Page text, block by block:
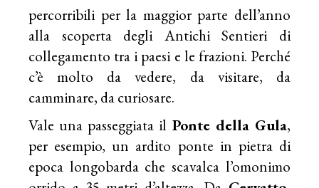
percorribili per la maggior parte dell’anno
alla scoperta degli Antichi Sentieri di
collegamento tra i paesi e le frazioni. Perché
c’è molto da vedere, da visitare, da
camminare, da curiosare.
Vale una passeggiata il Ponte della Gula,
per esempio, un ardito ponte in pietra di
epoca longobarda che scavalca l’omonimo